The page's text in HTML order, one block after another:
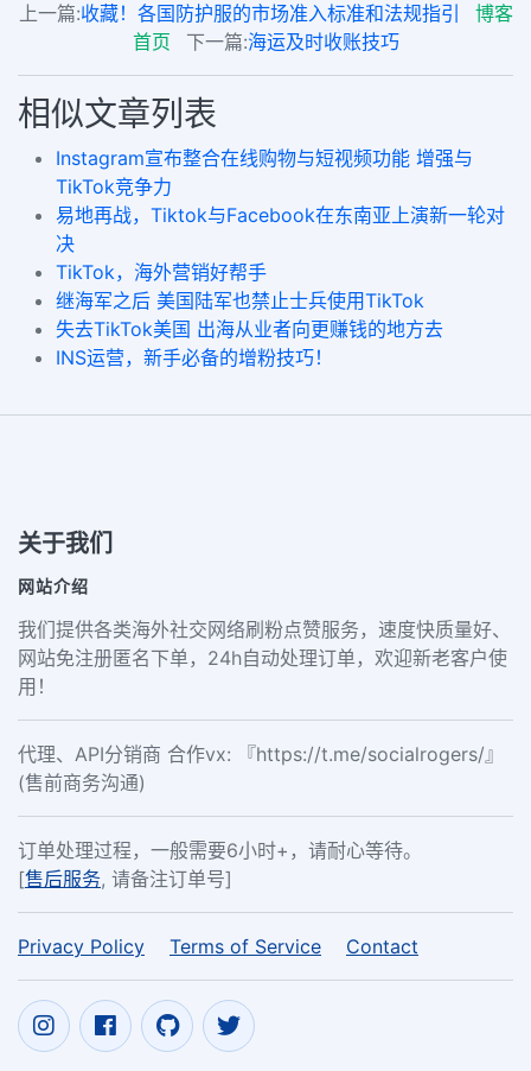
上一篇:收藏！各国防护服的市场准入标准和法规指引
博客
首页
下一篇:海运及时收账技巧
相似文章列表
Instagram宣布整合在线购物与短视频功能 增强与
TikTok竞争力
易地再战，Tiktok与Facebook在东南亚上演新一轮对
决
TikTok，海外营销好帮手
继海军之后 美国陆军也禁止士兵使用TikTok
失去TikTok美国 出海从业者向更赚钱的地方去
INS运营，新手必备的增粉技巧！
关于我们
网站介绍
我们提供各类海外社交网络刷粉点赞服务，速度快质量好、
网站免注册匿名下单，24h自动处理订单，欢迎新老客户使
用！
代理、API分销商 合作vx: 『https://t.me/socialrogers/』
(售前商务沟通)
订单处理过程，一般需要6小时+，请耐心等待。
[售后服务, 请备注订单号]
Privacy Policy Terms of Service Contact